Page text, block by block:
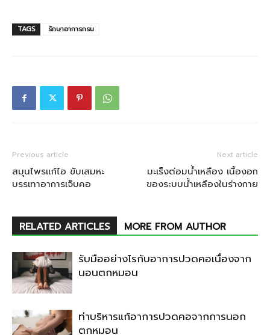
TAGS รักษาอาการกรน
Previous article
สมุนไพรแก้ไอ ขับเสมหะ
บรรเทาอาการเจ็บคอ
Next article
มะเร็งต่อมน้ำเหลือง เนื้องอก
ของระบบน้ำเหลืองในร่างกาย
RELATED ARTICLES MORE FROM AUTHOR
รับมืออย่างไรกับอาการปวดคอเนื่องจาก
นอนตกหมอน
ท่าบริหารแก้อาการปวดคอจากการนอก
ตกหมอน